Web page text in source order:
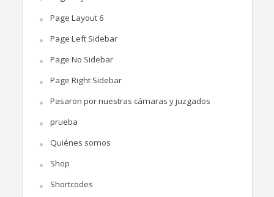
Page Layout 6
Page Left Sidebar
Page No Sidebar
Page Right Sidebar
Pasaron por nuestras cámaras y juzgados
prueba
Quiénes somos
Shop
Shortcodes